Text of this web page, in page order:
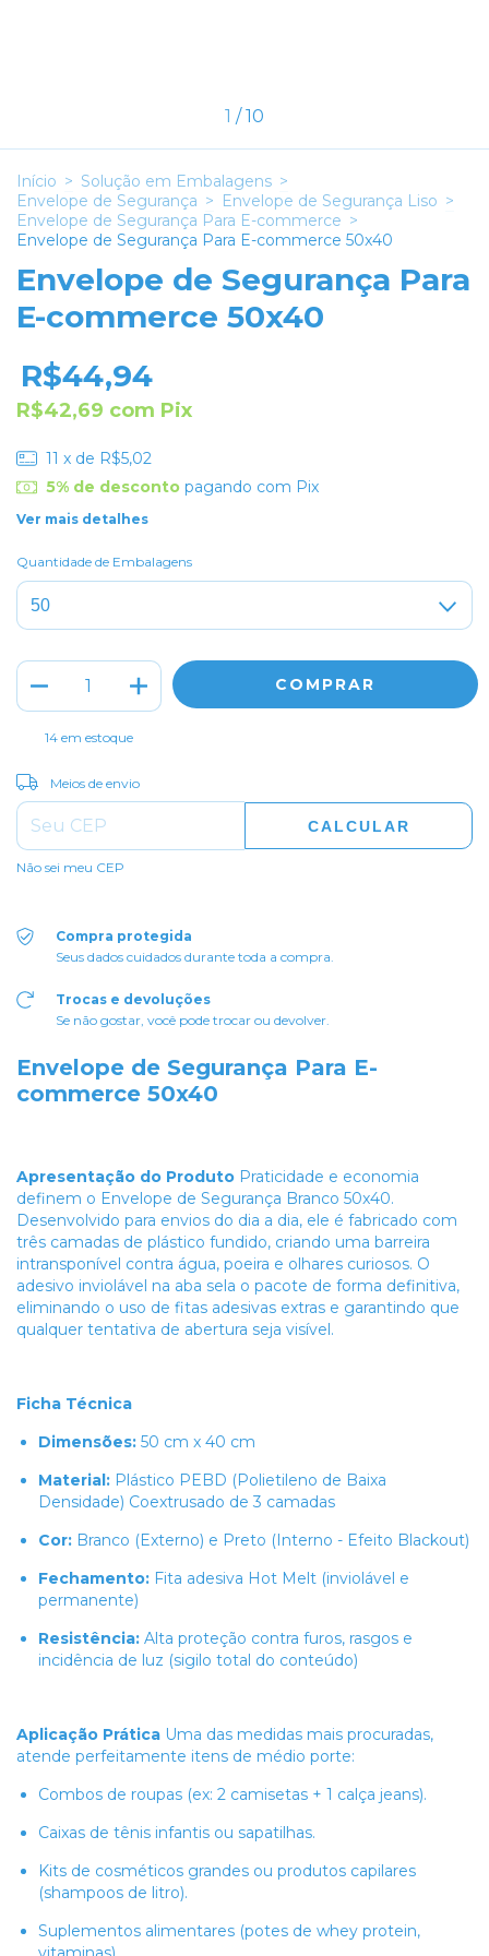
1 /10
Início > Solução em Embalagens >
Envelope de Segurança > Envelope de Segurança Liso >
Envelope de Segurança Para E-commerce >
Envelope de Segurança Para E-commerce 50x40
Envelope de Segurança Para
E-commerce 50x40
R$44,94
R$42,69 com Pix
11 x de R$5,02
5% de descontopagando com Pix
Ver mais detalhes
Quantidade de Embalagens
14em estoque
Entregas para o CEP:
Meios de envio
CALCULAR
Não sei meu CEP
Compra protegida
Seus dados cuidados durante toda a compra.
Trocas e devoluções
Se não gostar, você pode trocar ou devolver.
Envelope de Segurança Para E-
commerce 50x40
Apresentação do Produto Praticidade e economia
definem o Envelope de Segurança Branco 50x40.
Desenvolvido para envios do dia a dia, ele é fabricado com
três camadas de plástico fundido, criando uma barreira
intransponível contra água, poeira e olhares curiosos. O
adesivo inviolável na aba sela o pacote de forma definitiva,
eliminando o uso de fitas adesivas extras e garantindo que
qualquer tentativa de abertura seja visível.
Ficha Técnica
Dimensões: 50 cm x 40 cm
Material: Plástico PEBD (Polietileno de Baixa
Densidade) Coextrusado de 3 camadas
Cor: Branco (Externo) e Preto (Interno - Efeito Blackout)
Fechamento: Fita adesiva Hot Melt (inviolável e
permanente)
Resistência: Alta proteção contra furos, rasgos e
incidência de luz (sigilo total do conteúdo)
Aplicação Prática Uma das medidas mais procuradas,
atende perfeitamente itens de médio porte:
Combos de roupas (ex: 2 camisetas + 1 calça jeans).
Caixas de tênis infantis ou sapatilhas.
Kits de cosméticos grandes ou produtos capilares
(shampoos de litro).
Suplementos alimentares (potes de whey protein,